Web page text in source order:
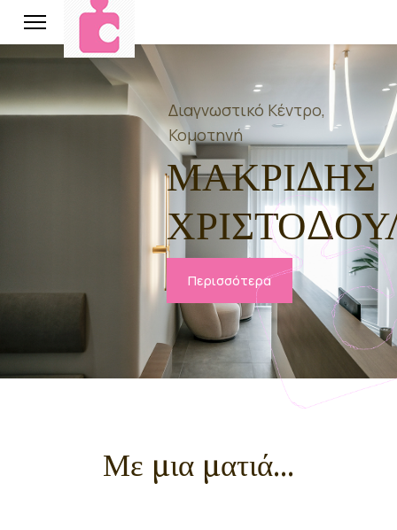
Διαγνωστικό Κέντρο,
Κομοτηνή
ΜΑΚΡΙΔΗΣ
Περισσότερα
Με μια ματιά...